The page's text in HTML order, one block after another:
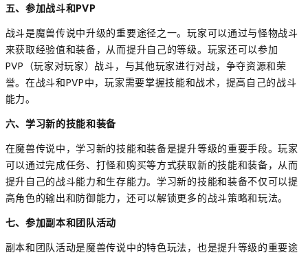
五、参加战斗和PVP
战斗是魔兽传说中升级的重要途径之一。玩家可以通过与怪物战斗
来获取经验值和装备，从而提升自己的等级。玩家还可以参加
PVP（玩家对玩家）战斗，与其他玩家进行对战，争夺资源和荣
誉。在战斗和PVP中，玩家需要掌握技能和战术，提高自己的战斗
能力。
六、学习新的技能和装备
在魔兽传说中，学习新的技能和装备是提升等级的重要手段。玩家
可以通过完成任务、打怪和购买等方式获取新的技能和装备，从而
提升自己的战斗能力和生存能力。学习新的技能和装备不仅可以提
高角色的输出和防御能力，还可以解锁更多的战斗策略和玩法。
七、参加副本和团队活动
副本和团队活动是魔兽传说中的特色玩法，也是提升等级的重要途